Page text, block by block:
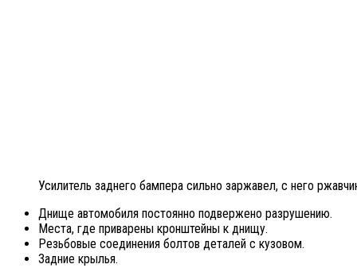
Усилитель заднего бампера сильно заржавел, с него
Днище автомобиля постоянно подвержено разрушению.
Места, где приварены кронштейны к днищу.
Резьбовые соединения болтов деталей с кузовом.
Задние крылья.